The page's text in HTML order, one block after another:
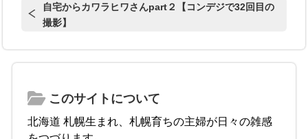
自宅からカワラヒワさんpart２【コンデジで32回目の
撮影】
このサイトについて
北海道 札幌生まれ、札幌育ちの主婦が日々の雑感